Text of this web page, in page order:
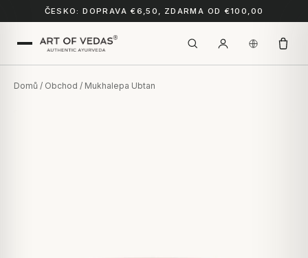
ČESKO: DOPRAVA €6,50, ZDARMA OD €100,00
Domů / Obchod / Mukhalepa Ubtan